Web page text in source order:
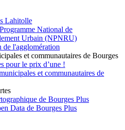
Lahitolle
National de
Urbain (NPNRU)
de l'agglomération
et communautaires de Bourges
pour le prix d’une !
et communautaires de
de Bourges Plus
Data de Bourges Plus